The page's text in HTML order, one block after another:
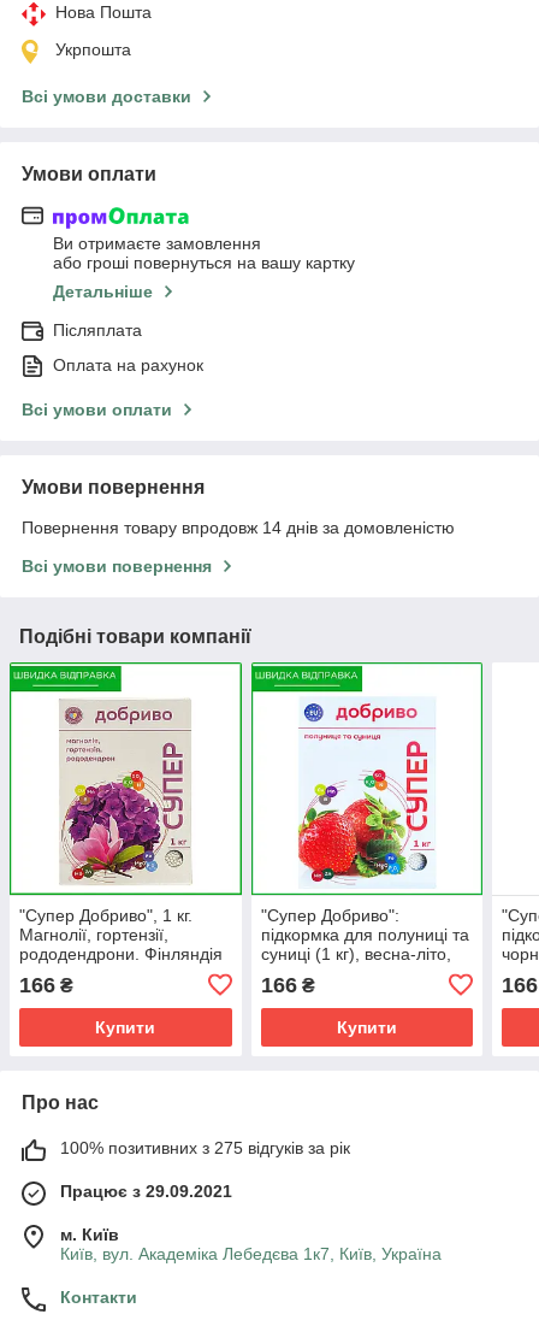
Нова Пошта
Укрпошта
Всі умови доставки
Умови оплати
Ви отримаєте замовлення
або гроші повернуться на вашу картку
Детальніше
Післяплата
Оплата на рахунок
Всі умови оплати
Умови повернення
Повернення товару впродовж 14 днів за домовленістю
Всі умови повернення
Подібні товари компанії
"Супер Добриво", 1 кг.
Магнолії, гортензії,
рододендрони. Фінляндія
166 ₴
Купити
"Супер Добриво":
підкормка для полуниці та
суниці (1 кг), весна-літо,
Фінляндія
166₴
Купити
166
Про нас
100% позитивних з 275 відгуків за рік
Працює з 29.09.2021
м. Київ
Київ, вул. Академіка Лебедєва 1к7, Київ, Україна
Контакти